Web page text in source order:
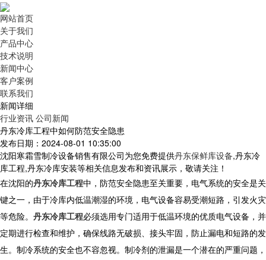
网站首页
关于我们
产品中心
技术说明
新闻中心
客户案例
联系我们
新闻详细
行业资讯 公司新闻
丹东冷库工程中如何防范安全隐患
发布日期：2024-08-01 10:35:00
沈阳寒霜雪制冷设备销售有限公司为您免费提供丹东保鲜库设备,丹东冷
库工程,丹东冷库安装等相关信息发布和资讯展示，敬请关注！
在沈阳的丹东冷库工程中，防范安全隐患至关重要，电气系统的安全是关
键之一，由于冷库内低温潮湿的环境，电气设备容易受潮短路，引发火灾
等危险。 丹东冷库工程必须选用专门适用于低温环境的优质电气设备，并
定期进行检查和维护，确保线路无破损、接头牢固，防止漏电和短路的发
生。制冷系统的安全也不容忽视。制冷剂的泄漏是一个潜在的严重问题，